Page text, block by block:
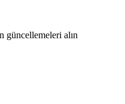
güncellemeleri alın